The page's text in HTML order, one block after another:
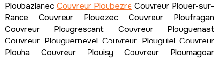
Ploubazlanec Couvreur Ploubezre Couvreur Plouer-sur-
Rance Couvreur Plouezec Couvreur Ploufragan
Couvreur Plougrescant Couvreur Plouguenast
Couvreur Plouguernevel Couvreur Plouguiel Couvreur
Plouha Couvreur Plouisy Couvreur Ploumagoar